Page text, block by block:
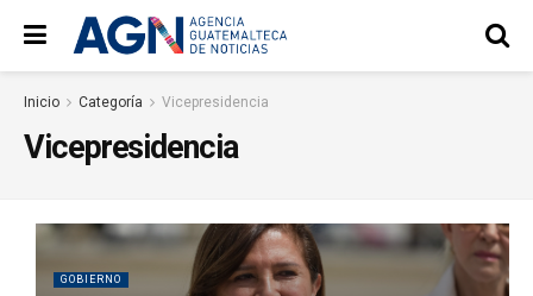
Inicio Categoría Vicepresidencia
Vicepresidencia
GOBIERNO